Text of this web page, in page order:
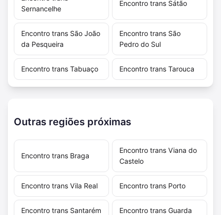
Sernancelhe
Encontro trans Sátão
Encontro trans São João
da Pesqueira
Encontro trans São
Pedro do Sul
Encontro trans Tabuaço Encontro trans Tarouca
Outras regiões próximas
Encontro trans Braga
Encontro trans Viana do
Castelo
Encontro trans Vila Real Encontro trans Porto
Encontro trans Santarém Encontro trans Guarda